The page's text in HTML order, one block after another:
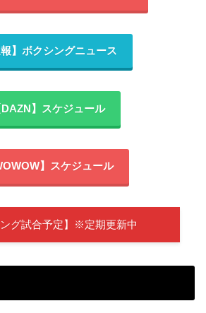
報】ボクシングニュース
DAZN】スケジュール
】スケジュール
ング試合予定】※定期更新中